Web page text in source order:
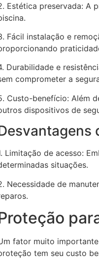
Estética preservada: A
Fácil instalação e
Durabilidade e
comprometer a
Custo-benefício: Além
dispositivos de
Limitação de acesso:
situações.
Necessidade de
fator muito
tem seu custo